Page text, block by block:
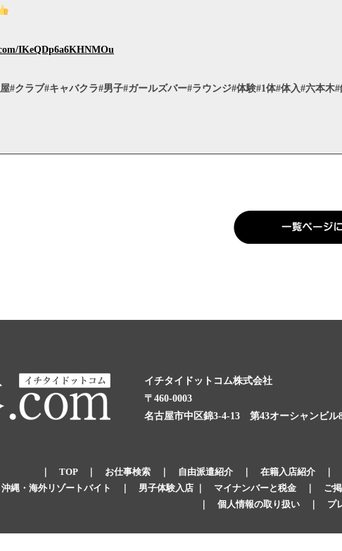
IKeQDp6a6KHNMOu
#クラブ#キャバクラ#男子#ガールズバー#ラウンジ#体験#1体#体入#六本
イチタイドットコム株式会社
〒460-0003
名古屋市中区錦3-4-13 第43オーシャンビル
TOP｜ お仕事検索 自由派遣紹介 在籍入店紹介
沖縄・海外リゾートバイト 男子体験入店｜ マイナンバーと税金｜ ご
個人情報の取り扱い｜ プ